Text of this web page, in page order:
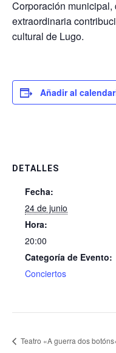
Corporación
extraordinaria
cultural de Lugo.
Añadir al
DETALLES
Fecha:
24 de junio
Hora:
20:00
Categoría de Evento:
Conciertos
Teatro «A guerra dos